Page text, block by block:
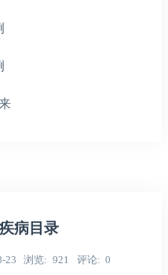
病目录
23 浏览 921 评论 0